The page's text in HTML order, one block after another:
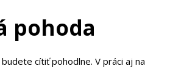
pohoda
cítiť pohodlne. V práci aj na